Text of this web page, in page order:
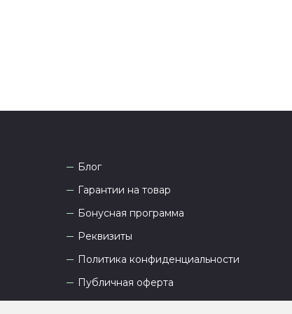
Блог
Гарантии на товар
Бонусная программа
Реквизиты
Политика конфиденциальности
Публичная оферта